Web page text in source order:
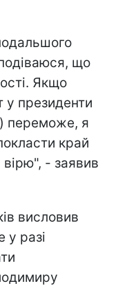
що
Якщо
у президенти
переможе, я
край
- заявив
висловив
разі